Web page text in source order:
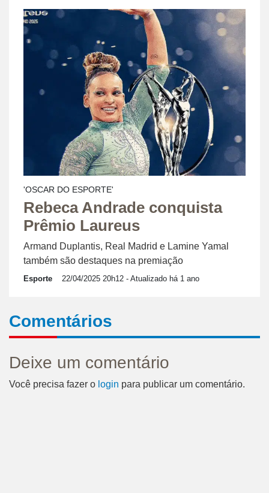
'OSCAR DO ESPORTE'
Rebeca Andrade conquista
Prêmio Laureus
Armand Duplantis, Real Madrid e Lamine Yamal
também são destaques na premiação
Esporte 22/04/2025 20h12 - Atualizado há 1 ano
Comentários
Deixe um comentário
Você precisa fazer o login para publicar um comentário.